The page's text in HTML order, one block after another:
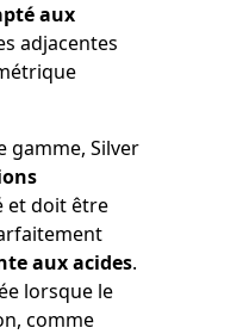
aux
adjacentes
gamme, Silver
et doit être
aux acides.
lorsque le
comme